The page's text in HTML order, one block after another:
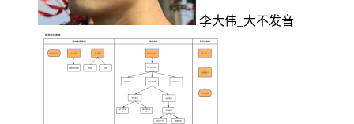
李大伟_大不发音